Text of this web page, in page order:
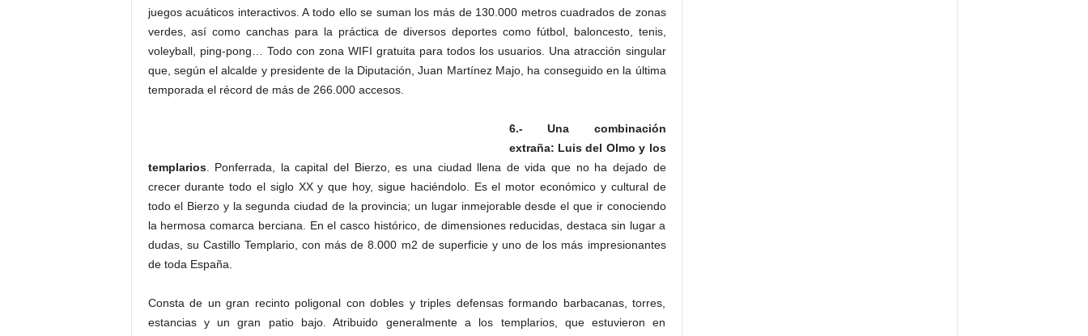
juegos acuáticos interactivos. A todo ello se suman los más de 130.000 metros cuadrados de zonas
verdes, así como canchas para la práctica de diversos deportes como fútbol, baloncesto, tenis,
voleyball, ping-pong… Todo con zona WIFI gratuita para todos los usuarios. Una atracción singular
que, según el alcalde y presidente de la Diputación, Juan Martínez Majo, ha conseguido en la última
temporada el récord de más de 266.000 accesos.
6.- Una combinación
extraña: Luis del Olmo y los
templarios. Ponferrada, la capital del Bierzo, es una ciudad llena de vida que no ha dejado de
crecer durante todo el siglo XX y que hoy, sigue haciéndolo. Es el motor económico y cultural de
todo el Bierzo y la segunda ciudad de la provincia; un lugar inmejorable desde el que ir conociendo
la hermosa comarca berciana. En el casco histórico, de dimensiones reducidas, destaca sin lugar a
dudas, su Castillo Templario, con más de 8.000 m2 de superficie y uno de los más impresionantes
de toda España.
Consta de un gran recinto poligonal con dobles y triples defensas formando barbacanas, torres,
estancias y un gran patio bajo. Atribuido generalmente a los templarios, que estuvieron en